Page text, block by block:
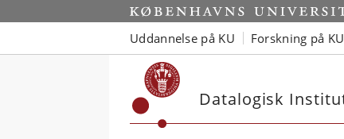
Start
Uddannelse på KU Forskning på KU
Datalogisk